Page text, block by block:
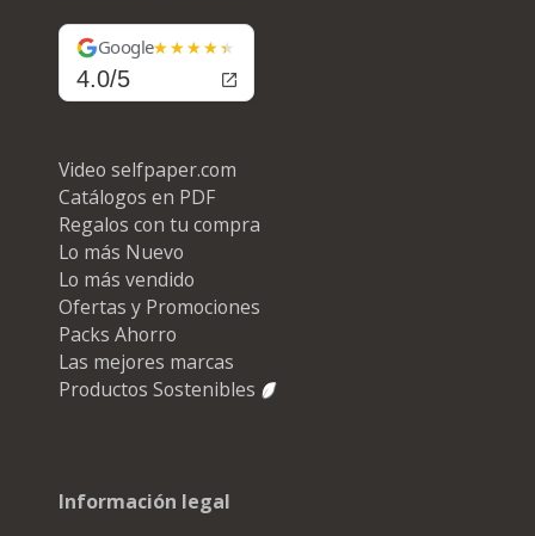
Google
4.0/5
Video selfpaper.com
Catálogos en PDF
Regalos con tu compra
Lo más Nuevo
Lo más vendido
Ofertas y Promociones
Packs Ahorro
Las mejores marcas
Productos Sostenibles
Información legal